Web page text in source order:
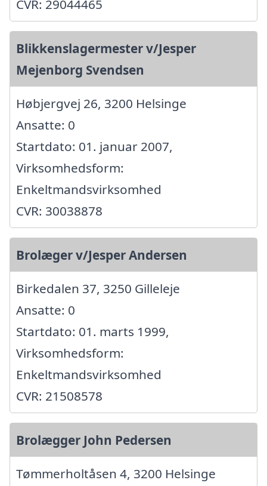
CVR: 29044465
Blikkenslagermester v/Jesper
Mejenborg Svendsen
Høbjergvej 26, 3200 Helsinge
Ansatte: 0
Startdato: 01. januar 2007,
Virksomhedsform:
Enkeltmandsvirksomhed
CVR: 30038878
Brolæger v/Jesper Andersen
Birkedalen 37, 3250 Gilleleje
Ansatte: 0
Startdato: 01. marts 1999,
Virksomhedsform:
Enkeltmandsvirksomhed
CVR: 21508578
Brolægger John Pedersen
Tømmerholtåsen 4, 3200 Helsinge